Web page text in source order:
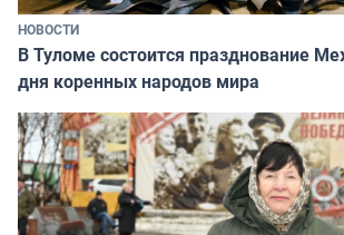
НОВОСТИ
В Туломе состоится празднование
дня коренных народов мира